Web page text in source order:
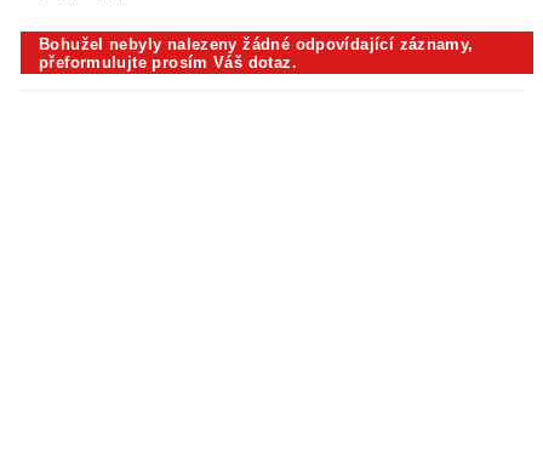
Bohužel nebyly nalezeny žádné odpovídající záznamy,
přeformulujte prosím Váš dotaz.